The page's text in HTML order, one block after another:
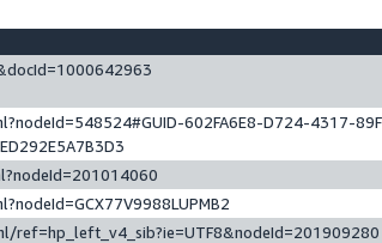
602FA6E8-D724-4317-
ref=hp_left_v4_sib?ie=UTF8&nodeId=201909280